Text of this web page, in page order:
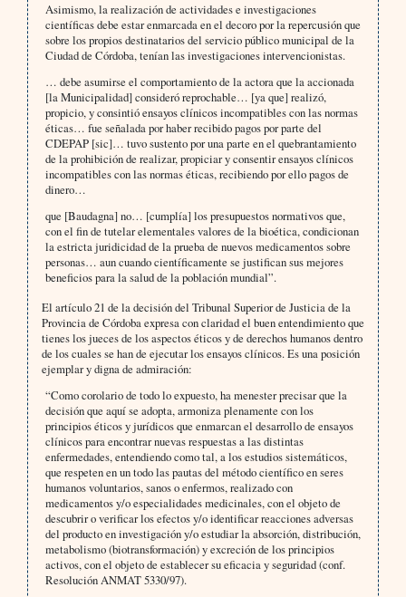
Asimismo, la realización de actividades e investigaciones
científicas debe estar enmarcada en el decoro por la repercusión que
sobre los propios destinatarios del servicio público municipal de la
Ciudad de Córdoba, tenían las investigaciones intervencionistas.
… debe asumirse el comportamiento de la actora que la accionada
[la Municipalidad] consideró reprochable… [ya que] realizó,
propicio, y consintió ensayos clínicos incompatibles con las normas
éticas… fue señalada por haber recibido pagos por parte del
CDEPAP [sic]… tuvo sustento por una parte en el quebrantamiento
de la prohibición de realizar, propiciar y consentir ensayos clínicos
incompatibles con las normas éticas, recibiendo por ello pagos de
dinero…
que [Baudagna] no… [cumplía] los presupuestos normativos que,
con el fin de tutelar elementales valores de la bioética, condicionan
la estricta juridicidad de la prueba de nuevos medicamentos sobre
personas… aun cuando científicamente se justifican sus mejores
beneficios para la salud de la población mundial”.
El artículo 21 de la decisión del Tribunal Superior de Justicia de la
Provincia de Córdoba expresa con claridad el buen entendimiento que
tienes los jueces de los aspectos éticos y de derechos humanos dentro
de los cuales se han de ejecutar los ensayos clínicos. Es una posición
ejemplar y digna de admiración:
“Como corolario de todo lo expuesto, ha menester precisar que la
decisión que aquí se adopta, armoniza plenamente con los
principios éticos y jurídicos que enmarcan el desarrollo de ensayos
clínicos para encontrar nuevas respuestas a las distintas
enfermedades, entendiendo como tal, a los estudios sistemáticos,
que respeten en un todo las pautas del método científico en seres
humanos voluntarios, sanos o enfermos, realizado con
medicamentos y/o especialidades medicinales, con el objeto de
descubrir o verificar los efectos y/o identificar reacciones adversas
del producto en investigación y/o estudiar la absorción, distribución,
metabolismo (biotransformación) y excreción de los principios
activos, con el objeto de establecer su eficacia y seguridad (conf.
Resolución ANMAT 5330/97).